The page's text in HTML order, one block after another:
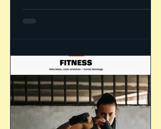
Dirk (-->Familie 6), Dorfmatratze, Delfine,
J